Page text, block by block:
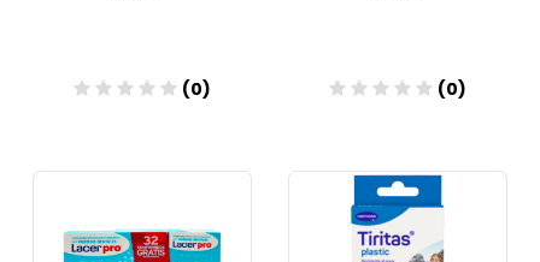
(0) (0)
Añadir